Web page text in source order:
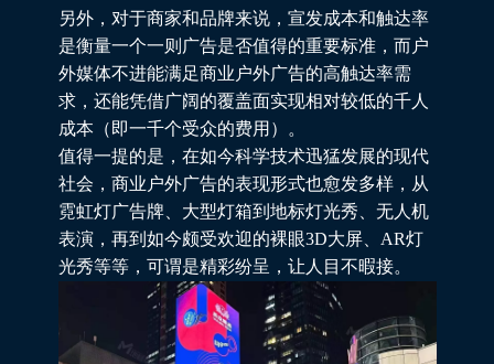
另外，对于商家和品牌来说，宣发成本和触达率
是衡量一个一则广告是否值得的重要标准，而户
外媒体不进能满足商业户外广告的高触达率需
求，还能凭借广阔的覆盖面实现相对较低的千人
成本（即一千个受众的费用）。
值得一提的是，在如今科学技术迅猛发展的现代
社会，商业户外广告的表现形式也愈发多样，从
霓虹灯广告牌、大型灯箱到地标灯光秀、无人机
表演，再到如今颇受欢迎的裸眼3D大屏、AR灯
光秀等等，可谓是精彩纷呈，让人目不暇接。